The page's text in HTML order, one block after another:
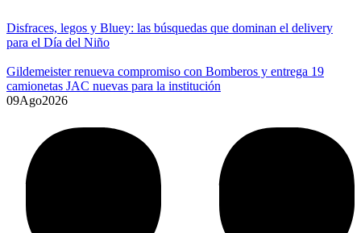
Disfraces, legos y Bluey: las búsquedas que dominan el delivery
para el Día del Niño
Gildemeister renueva compromiso con Bomberos y entrega 19
camionetas JAC nuevas para la institución
09Ago2026